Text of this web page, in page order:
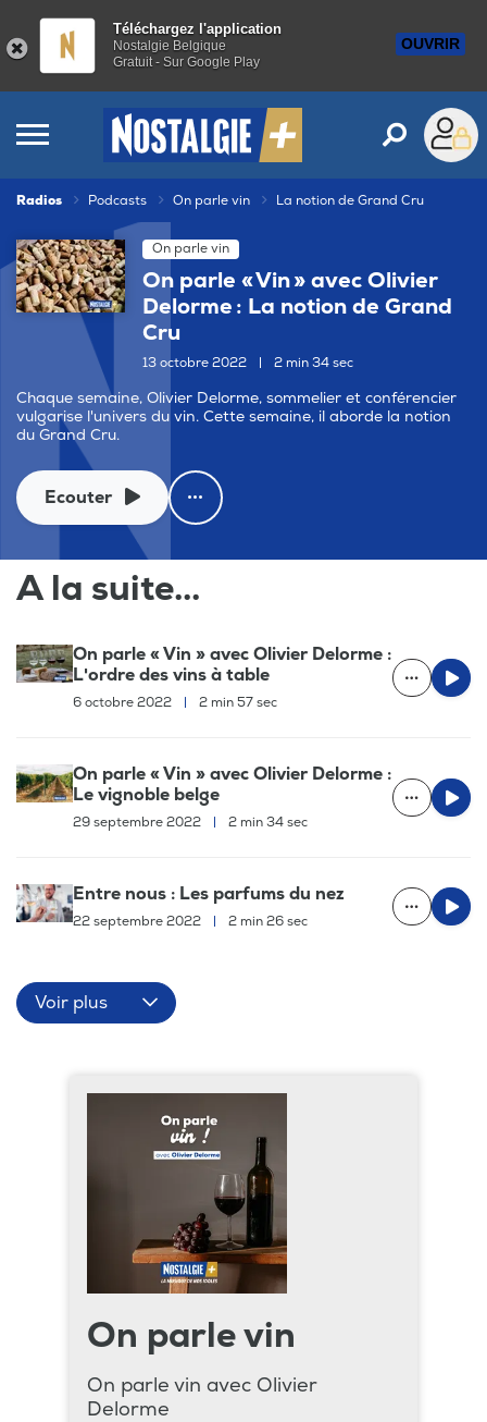
Téléchargez l'application
Nostalgie Belgique
Gratuit - Sur Google Play
OUVRIR
Radios Podcasts On parle vin La notion de Grand Cru
On parle vin
On parle « Vin » avec Olivier
Delorme : La notion de Grand
Cru
13 octobre 2022 2 min 34 sec
Chaque semaine, Olivier Delorme, sommelier et conférencier
vulgarise l'univers du vin. Cette semaine, il aborde la notion
du Grand Cru.
Ecouter
A la suite...
On parle « Vin » avec Olivier Delorme :
L'ordre des vins à table
6 octobre 2022 | 2 min 57 sec
On parle « Vin » avec Olivier Delorme :
Le vignoble belge
29 septembre 2022 | 2 min 34 sec
Entre nous : Les parfums du nez
22 septembre 2022 | 2 min 26 sec
Voir plus
On parle vin
On parle vin avec Olivier
Delorme